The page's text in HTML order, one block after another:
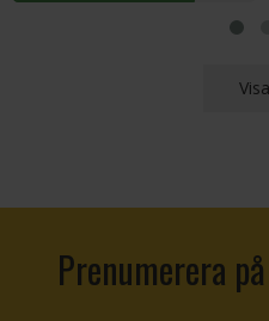
Prenumerera